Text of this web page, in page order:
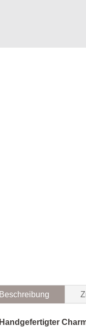
Beschreibung
Handgefertigter